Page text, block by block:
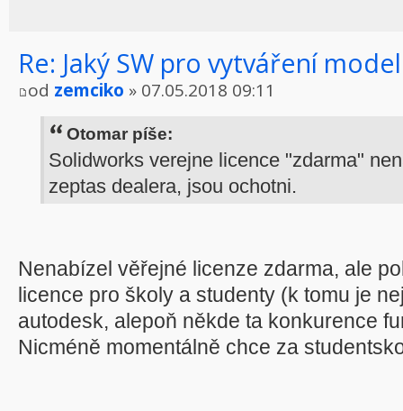
Re: Jaký SW pro vytváření
od zemciko » 07.05.2018 09:11
Otomar píše:
Solidworks verejne licence "zdarma"
zeptas dealera, jsou ochotni.
Nenabízel věřejné licenze zdarma, ale
licence pro školy a studenty (k tomu je
autodesk, alepoň někde ta konkurence
Nicméně momentálně chce za